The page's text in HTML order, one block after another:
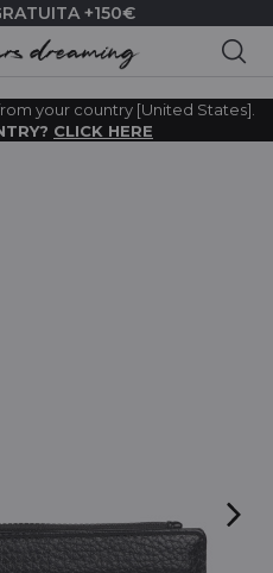
+150€
your country [United States].
CLICK HERE